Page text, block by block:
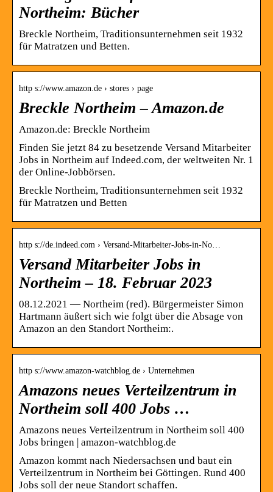
Northeim: Bücher
Breckle Northeim, Traditionsunternehmen seit 1932
für Matratzen und Betten.
http s://www.amazon.de › stores › page
Breckle Northeim – Amazon.de
Amazon.de: Breckle Northeim
Finden Sie jetzt 84 zu besetzende Versand Mitarbeiter
Jobs in Northeim auf Indeed.com, der weltweiten Nr. 1
der Online-Jobbörsen.
Breckle Northeim, Traditionsunternehmen seit 1932
für Matratzen und Betten
http s://de.indeed.com › Versand-Mitarbeiter-Jobs-in-No…
Versand Mitarbeiter Jobs in
Northeim – 18. Februar 2023
08.12.2021 — Northeim (red). Bürgermeister Simon
Hartmann äußert sich wie folgt über die Absage von
Amazon an den Standort Northeim:.
http s://www.amazon-watchblog.de › Unternehmen
Amazons neues Verteilzentrum in
Northeim soll 400 Jobs …
Amazons neues Verteilzentrum in Northeim soll 400
Jobs bringen | amazon-watchblog.de
Amazon kommt nach Niedersachsen und baut ein
Verteilzentrum in Northeim bei Göttingen. Rund 400
Jobs soll der neue Standort schaffen.